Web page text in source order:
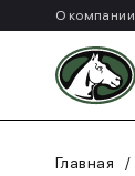
О компании
Главная